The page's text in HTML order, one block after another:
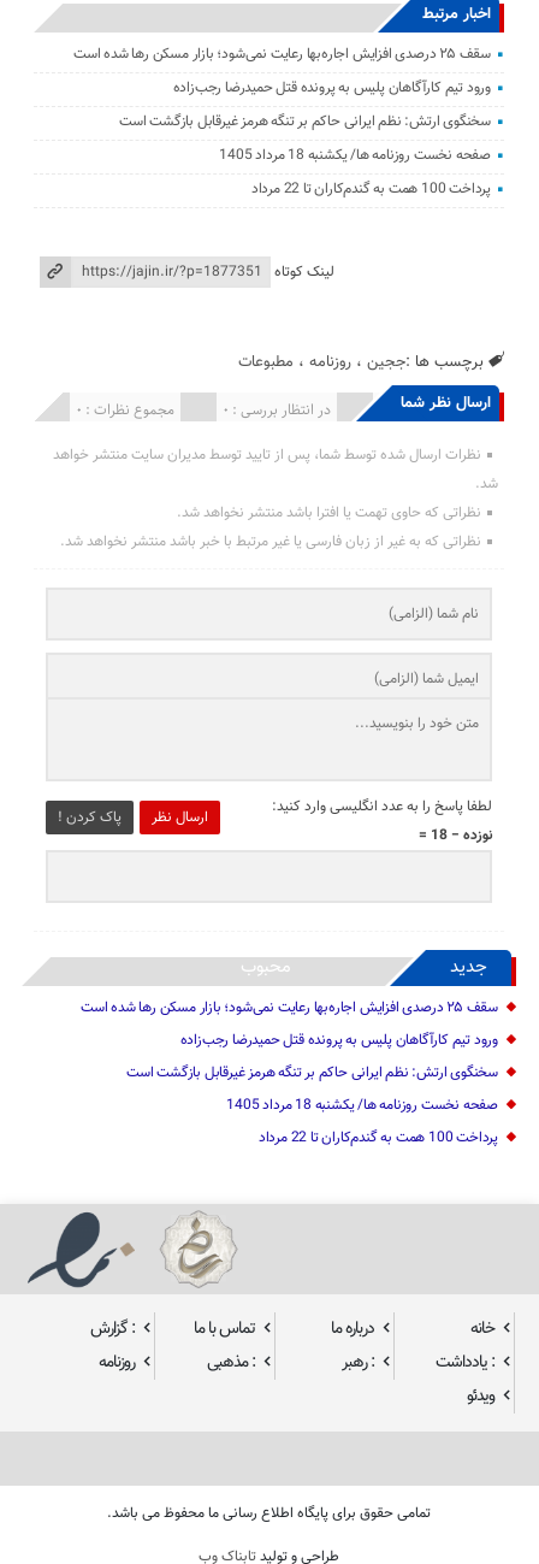
اخبار مرتبط
سقف ۲۵ درصدی افزایش اجاره‌بها رعایت نمی‌شود؛ بازار مسکن رها شده است
ورود تیم کارآگاهان پلیس به پرونده قتل حمیدرضا رجب‌زاده
سخنگوی ارتش: نظم ایرانی حاکم بر تنگه هرمز غیرقابل بازگشت است
صفحه نخست روزنامه ها/ یکشنبه 18 مرداد 1405
پرداخت 100 همت به گندم‌کاران تا 22 مرداد
لینک کوتاه
برچسب ها :ججین ،روزنامه ، مطبوعات
ارسال نظر شما مجموع نظرات : 0 در انتظار بررسی : 0 انتشار یافته : 0
نظرات ارسال شده توسط شما، پس از تایید توسط مدیران سایت منتشر خواهد
شد.
نظراتی که حاوی تهمت یا افترا باشد منتشر نخواهد شد.
نظراتی که به غیر از زبان فارسی یا غیر مرتبط با خبر باشد منتشر نخواهد شد.
ارسال نظر پاک کردن !
لطفا پاسخ را به عدد انگلیسی وارد کنید:
نوزده − 18 =
جدید محبوب
سقف ۲۵ درصدی افزایش اجاره‌بها رعایت نمی‌شود؛ بازار مسکن رها شده است
ورود تیم کارآگاهان پلیس به پرونده قتل حمیدرضا رجب‌زاده
سخنگوی ارتش: نظم ایرانی حاکم بر تنگه هرمز غیرقابل بازگشت است
صفحه نخست روزنامه ها/ یکشنبه 18 مرداد 1405
پرداخت 100 همت به گندم‌کاران تا 22 مرداد
خانه درباره ما تماس با ما
: گزارش
: یادداشت
: رهبر : مذهبی
روزنامه
ویدئو
تمامی حقوق برای پایگاه اطلاع رسانی ما محفوظ می باشد.
طراحی و تولیدتابناک وب